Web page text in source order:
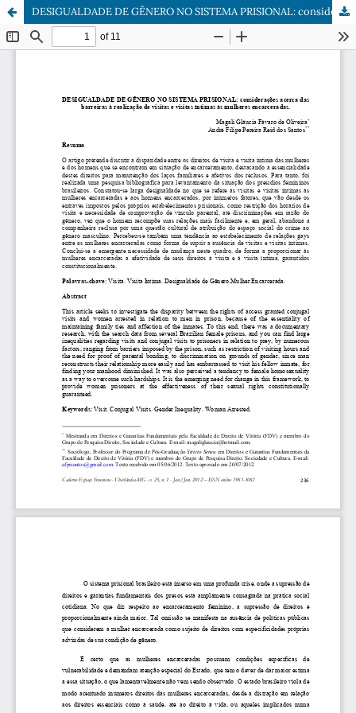
DESIGUALDADE DE GÊNERO NO SISTEMA PRISIONAL: considerações acerca das barreiras Ã realização de visitas e visitas íntimas às mulheres encarceradas